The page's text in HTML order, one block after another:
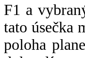
F1 a
tato úsečka
poloha